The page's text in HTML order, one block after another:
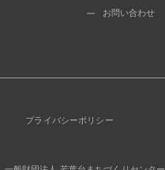
お問い合わせ
プライバシーポリシー